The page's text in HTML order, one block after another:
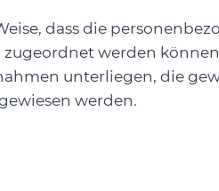
dass die
werden
unterliegen, die
werden.